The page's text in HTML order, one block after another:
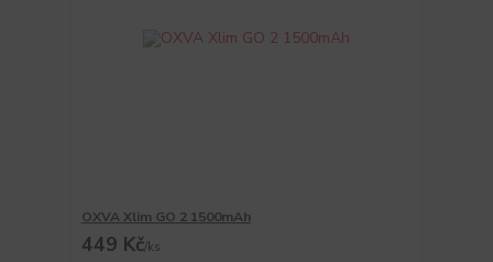
OXVA Xlim GO 2 1500mAh
449 Kč/ks